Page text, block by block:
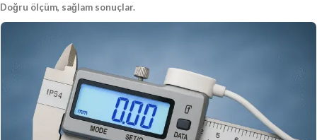
Doğru ölçüm, sağlam sonuçlar.